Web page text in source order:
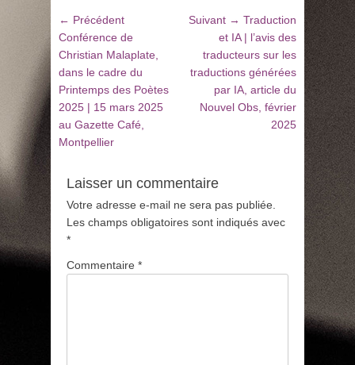
Navigation
de
l’article
← PrécédentArticle
précédent
:
Conférence de
Christian Malaplate,
dans le cadre du
Printemps des Poètes
2025 | 15 mars 2025
au Gazette Café,
Montpellier
Suivant → Article
suivant
:
Traduction
et IA | l’avis des
traducteurs sur les
traductions générées
par IA, article du
Nouvel Obs, février
2025
Laisser un commentaire
Votre adresse e-mail ne sera pas publiée.
Les champs obligatoires sont indiqués avec
*
Commentaire *